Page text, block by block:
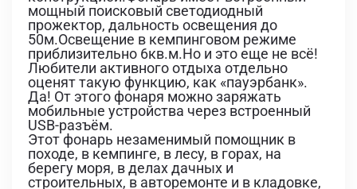
мощный поисковый светодиодный
прожектор, дальность освещения до
50м.Освещение в кемпинговом режиме
приблизительно 6кв.м.Но и это еще не всё!
Любители активного отдыха отдельно
оценят такую функцию, как «пауэрбанк».
Да! От этого фонаря можно заряжать
мобильные устройства через встроенный
USB-разъём.
Этот фонарь незаменимый помощник в
походе, в кемпинге, в лесу, в горах, на
берегу моря, в делах дачных и
строительных, в авторемонте и в кладовке,